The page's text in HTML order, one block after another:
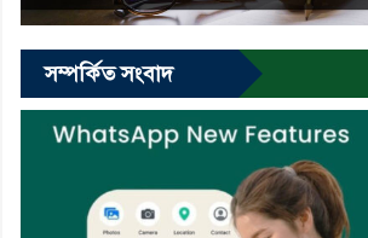
সম্পর্কিত সংবাদ